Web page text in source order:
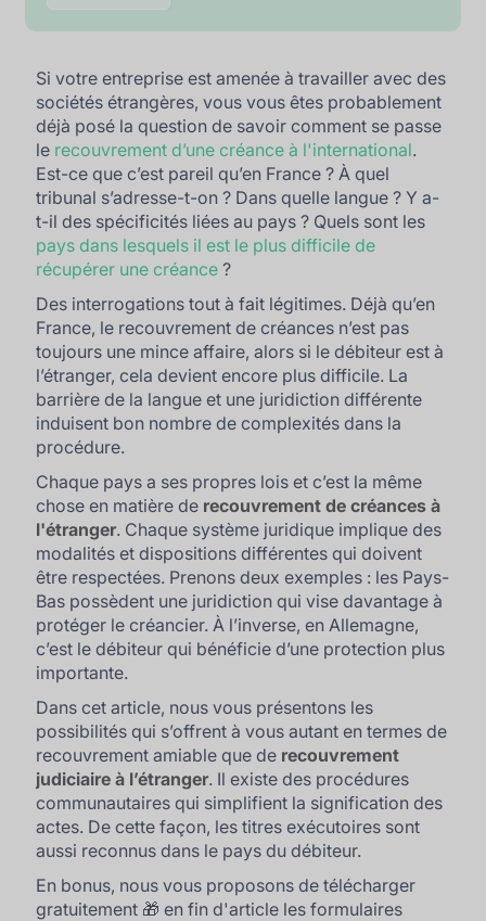
Si votre entreprise est amenée à travailler avec des
sociétés étrangères, vous vous êtes probablement
déjà posé la question de savoir comment se passe
le recouvrement d’une créance à l'international.
Est-ce que c’est pareil qu’en France ? À quel
tribunal s’adresse-t-on ? Dans quelle langue ? Y a-
t-il des spécificités liées au pays ? Quels sont les
pays dans lesquels il est le plus difficile de
récupérer une créance ?
Des interrogations tout à fait légitimes. Déjà qu’en
France, le recouvrement de créances n’est pas
toujours une mince affaire, alors si le débiteur est à
l’étranger, cela devient encore plus difficile. La
barrière de la langue et une juridiction différente
induisent bon nombre de complexités dans la
procédure.
Chaque pays a ses propres lois et c’est la même
chose en matière de recouvrement de créances à
l'étranger. Chaque système juridique implique des
modalités et dispositions différentes qui doivent
être respectées. Prenons deux exemples : les Pays-
Bas possèdent une juridiction qui vise davantage à
protéger le créancier. À l’inverse, en Allemagne,
c’est le débiteur qui bénéficie d’une protection plus
importante.
Dans cet article, nous vous présentons les
possibilités qui s’offrent à vous autant en termes de
recouvrement amiable que de recouvrement
judiciaire à l’étranger. Il existe des procédures
communautaires qui simplifient la signification des
actes. De cette façon, les titres exécutoires sont
aussi reconnus dans le pays du débiteur.
En bonus, nous vous proposons de télécharger
gratuitement 🎁 en fin d'article les formulaires